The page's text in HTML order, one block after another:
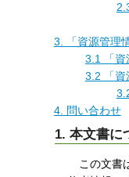
3. 「資源管理
3.1 「資
3.2 「資
4. 問い合わせ
1. 本文書に
この文書